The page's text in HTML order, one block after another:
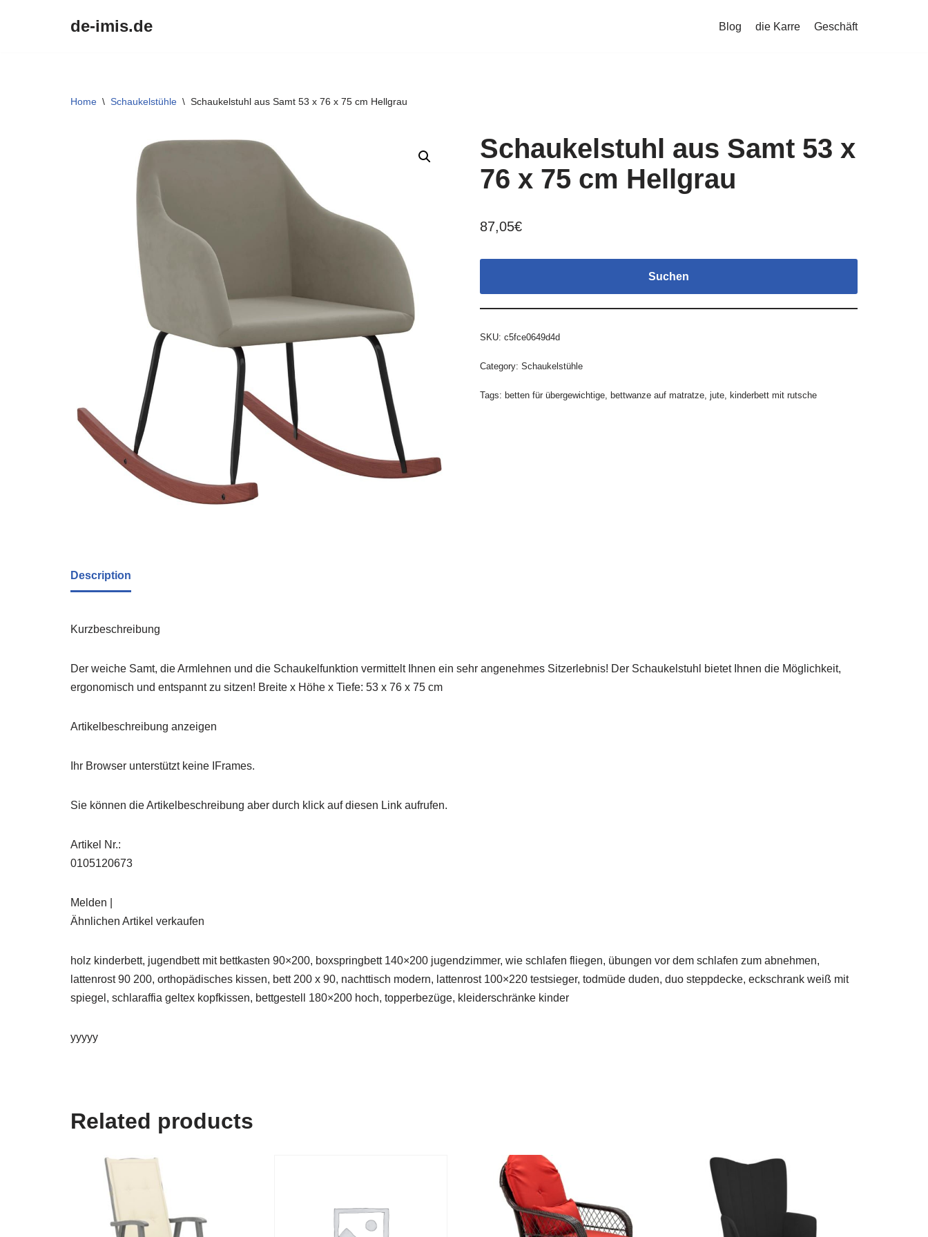
de-imis.de Blog die Karre Geschäft
Home \ Schaukelstühle \ Schaukelstuhl aus Samt 53 x 76 x 75 cm Hellgrau
Schaukelstuhl aus Samt 53 x
76 x 75 cm Hellgrau
87,05€
Suchen
SKU: c5fce0649d4d
Category: Schaukelstühle
Tags: betten für übergewichtige, bettwanze auf matratze, jute, kinderbett mit rutsche
Description
Kurzbeschreibung
Der weiche Samt, die Armlehnen und die Schaukelfunktion vermittelt Ihnen ein sehr angenehmes Sitzerlebnis! Der Schaukelstuhl bietet Ihnen die Möglichkeit,
ergonomisch und entspannt zu sitzen! Breite x Höhe x Tiefe: 53 x 76 x 75 cm
Artikelbeschreibung anzeigen
Ihr Browser unterstützt keine IFrames.
Sie können die Artikelbeschreibung aber durch klick auf diesen Link aufrufen.
Artikel Nr.:
0105120673
Melden |
Ähnlichen Artikel verkaufen
holz kinderbett, jugendbett mit bettkasten 90×200, boxspringbett 140×200 jugendzimmer, wie schlafen fliegen, übungen vor dem schlafen zum abnehmen,
lattenrost 90 200, orthopädisches kissen, bett 200 x 90, nachttisch modern, lattenrost 100×220 testsieger, todmüde duden, duo steppdecke, eckschrank weiß mit
spiegel, schlaraffia geltex kopfkissen, bettgestell 180×200 hoch, topperbezüge, kleiderschränke kinder
yyyyy
Related products